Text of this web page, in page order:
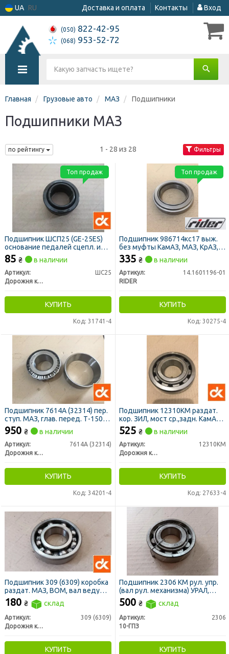
UA RU Доставка и оплата Контакты Вход
(050) 822-42-95
(068) 953-52-72
Главная Грузовые авто МАЗ Подшипники
Подшипники МАЗ
по рейтингу 1 - 28 из 28 Фильтры
Подшипник ШСП25 (GE-25ES)
основание педалей сцепл. и
торм. МАЗ (ДК)
85 ₴ в наличии
Артикул:
ШС25
Дорожня карта
КУПИТЬ
Код: 31741-4
Топ продаж
Подшипник 986714кс17 выж.
без муфты КамАЗ, МАЗ, КрАЗ,
МТЗ, УРАЛ (RIDER)
335 ₴ в наличии
Артикул:
14.1601196-01
RIDER
КУПИТЬ
Код: 30275-4
Топ продаж
Подшипник 7614А (32314) пер.
ступ. МАЗ, глав. перед. Т-150
<ДК>
950 ₴ в наличии
Артикул:
7614А (32314)
Дорожня карта
КУПИТЬ
Код: 34201-4
Подшипник 12310КМ раздат.
кор. ЗИЛ, мост ср.,задн. КамАЗ,
пов.кулак МАЗ <ДК>
525 ₴ в наличии
Артикул:
12310КМ
Дорожня карта
КУПИТЬ
Код: 27633-4
Подшипник 309 (6309) коробка
раздат. МАЗ, ВОМ, вал ведущ.
конечн. передачи Т-40 (ДК)
180 ₴ склад
Артикул:
309 (6309)
Дорожня карта
КУПИТЬ
Подшипник 2306 КМ рул. упр.
(вал рул. механизма) УРАЛ,
ЛиАЗ, Т-150К (10-ГПЗ)
500 ₴ склад
Артикул:
2306
10-ГПЗ
КУПИТЬ